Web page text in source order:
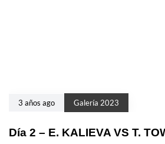
3 años ago Galería 2023
Día 2 – E. KALIEVA VS T.